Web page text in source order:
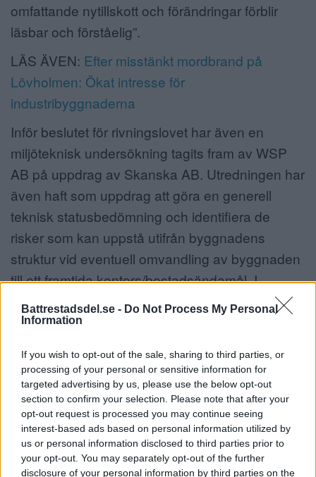
Battrestadsdel.se - Do Not Process My Personal
Information
If you wish to opt-out of the sale, sharing to third parties, or
processing of your personal or sensitive information for
targeted advertising by us, please use the below opt-out
section to confirm your selection. Please note that after your
opt-out request is processed you may continue seeing
interest-based ads based on personal information utilized by
us or personal information disclosed to third parties prior to
your opt-out. You may separately opt-out of the further
disclosure of your personal information by third parties on the
omfattande nytillskott och förändringar förblir
läsbar och förståelig”.
LÄS ÄVEN: Efter misstänkt mordbrand på
Lövholmen: Ökat intresse för
industribyggnaderna
Inför beslutet för rivningslovet har även en
miljöteknisk undersökning tagits fram av WSP
AB på uppdrag av Skanska AB. Utredningen har
även haft som uppdrag att göra en generell
teknisk statusbedömning och identifiera de
risker som kan uppstå utifrån byggnadens
struktur vid eventuell omvandling av byggnaden
till ett framtida kontors/bostadsändamål. I
utredningens slutsatser framgår inte att
byggnaden är kraftigt förorenad på ett sådant
Däremot görs bedömningar av byggnadens
skick, bl.a. att betongstommen på många ställen
vittrat sönder samt att byggnadens utformning
utifrån dess ursprungliga funktion kan vara
begränsande för en ny användning som
exempelvis för bostäder. Utöver det anses